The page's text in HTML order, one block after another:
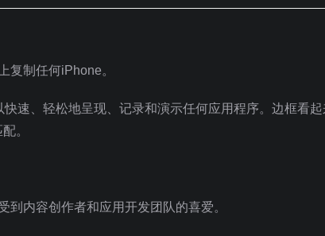
复制任何iPhone。
速、轻松地呈现、记录和演示任何应用程序。边框看起
。
内容创作者和应用开发团队的喜爱。